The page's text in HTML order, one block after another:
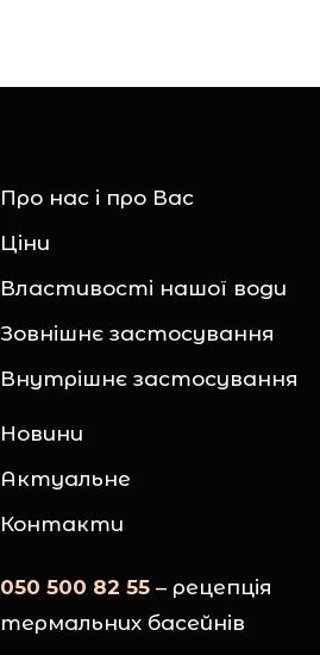
Про нас і про Вас
Ціни
Властивості нашої води
Зовнішнє застосування
Внутрішнє застосування
Новини
Актуальне
Контакти
050 500 82 55 – рецепція
термальних басейнів